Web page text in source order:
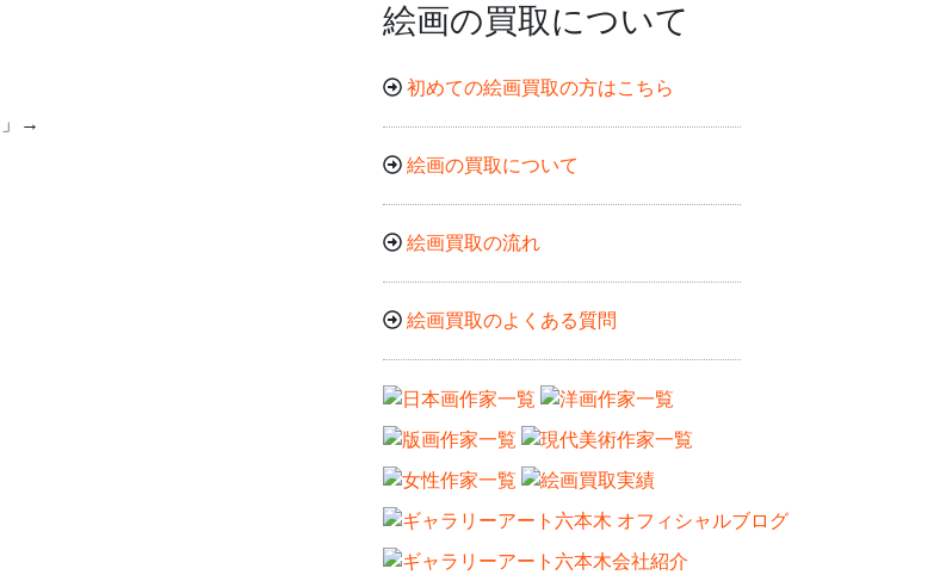
」→
絵画の買取について
初めての絵画買取の方はこちら
絵画の買取について
絵画買取の流れ
絵画買取のよくある質問